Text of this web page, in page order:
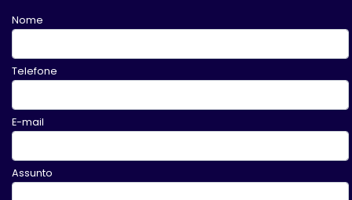
Nome
Telefone
E-mail
Assunto